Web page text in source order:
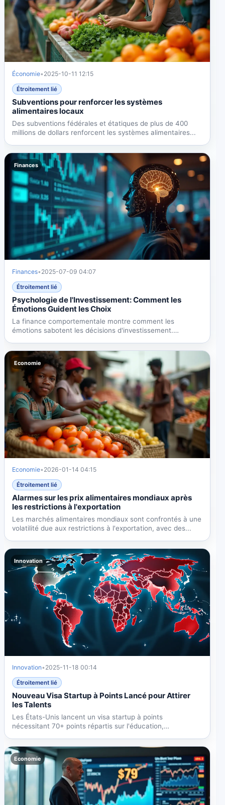
Économie• 2025-10-11 12:15
Étroitement lié
Subventions pour renforcer les systèmes
alimentaires locaux
Des subventions fédérales et étatiques de plus de 400
millions de dollars renforcent les systèmes alimentaires...
Finances
Finances• 2025-07-09 04:07
Étroitement lié
Psychologie de l'Investissement: Comment les
Émotions Guident les Choix
La finance comportementale montre comment les
émotions sabotent les décisions d'investissement.
Economie
Economie• 2026-01-14 04:15
Étroitement lié
Alarmes sur les prix alimentaires mondiaux après
les restrictions à l'exportation
Les marchés alimentaires mondiaux sont confrontés à une
volatilité due aux restrictions à l'exportation, avec des...
Innovation
Innovation• 2025-11-18 00:14
Étroitement lié
Nouveau Visa Startup à Points Lancé pour Attirer
les Talents
Les États-Unis lancent un visa startup à points
nécessitant 70+ points répartis sur l'éducation,
Economie